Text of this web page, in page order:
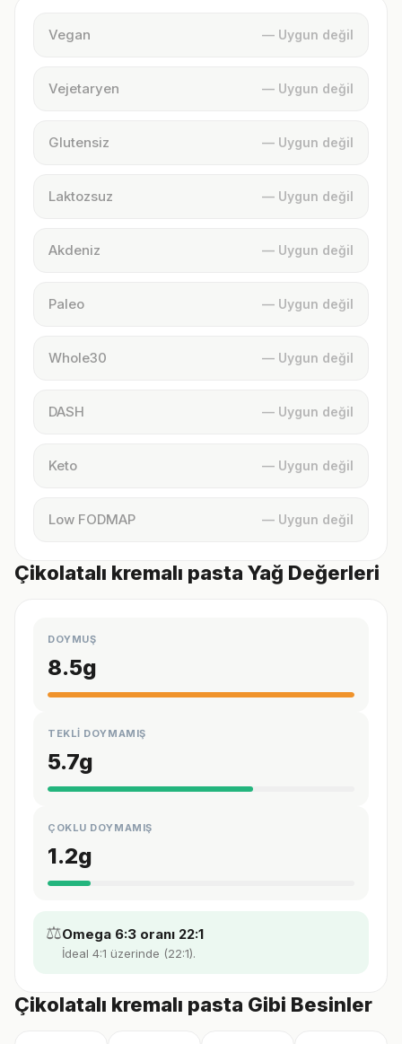
Vegan — Uygun değil
Vejetaryen — Uygun değil
Glutensiz — Uygun değil
Laktozsuz — Uygun değil
Akdeniz — Uygun değil
Paleo — Uygun değil
Whole30 — Uygun değil
DASH — Uygun değil
Keto — Uygun değil
Low FODMAP — Uygun değil
Çikolatalı kremalı pasta Yağ Değerleri
DOYMUŞ
8.5g
TEKLİ DOYMAMIŞ
5.7g
ÇOKLU DOYMAMIŞ
1.2g
⚖️Omega 6:3 oranı 22:1
İdeal 4:1 üzerinde (22:1).
Çikolatalı kremalı pasta Gibi Besinler